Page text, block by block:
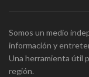
Somos un medio
información y
Una herramienta útil
región.